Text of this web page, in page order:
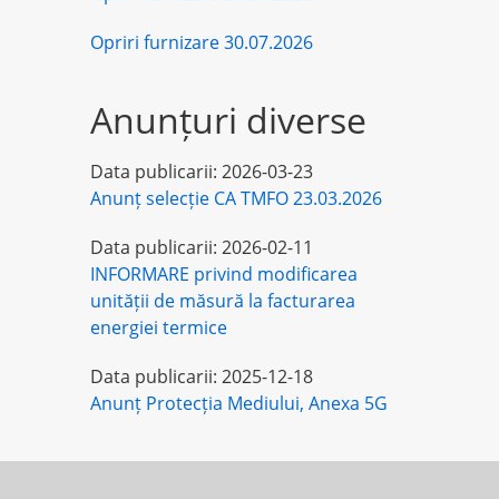
Opriri furnizare 30.07.2026
Anunțuri diverse
Data publicarii: 2026-03-23
Anunț selecție CA TMFO 23.03.2026
Data publicarii: 2026-02-11
INFORMARE privind modificarea
unității de măsură la facturarea
energiei termice
Data publicarii: 2025-12-18
Anunț Protecția Mediului, Anexa 5G